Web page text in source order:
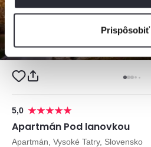
Prispôsobiť
5,0
Apartmán Pod lanovkou
Apartmán, Vysoké Tatry, Slovensko